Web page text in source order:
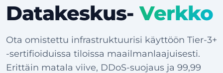
Datakeskus-Verkko
Ota omistettu infrastruktuurisi käyttöön Tier-3+
-sertifioiduissa tiloissa maailmanlaajuisesti.
Erittäin matala viive, DDoS-suojaus ja 99,99